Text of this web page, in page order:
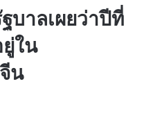
บาลเผยว่าปีที่
ใน
น